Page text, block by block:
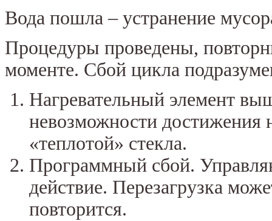
Вода пошла – устранение
Процедуры проведены,
моменте. Сбой цикла
Нагревательный элемент
невозможности достижения
«теплотой» стекла.
Программный сбой.
действие. Перезагрузка
повторится.